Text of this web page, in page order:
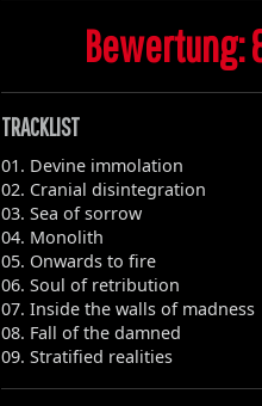
Bewertung:
TRACKLIST
01. Devine immolation
02. Cranial disintegration
03. Sea of sorrow
04. Monolith
05. Onwards to fire
06. Soul of retribution
07. Inside the walls of madness
08. Fall of the damned
09. Stratified realities